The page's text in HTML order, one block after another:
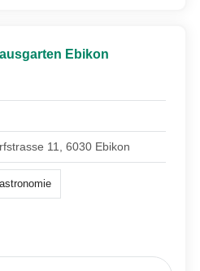
Ebikon
11, 6030 Ebikon